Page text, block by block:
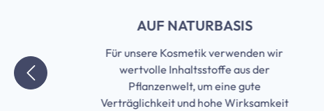
AUF NATURBASIS
Für unsere Kosmetik verwenden wir
wertvolle Inhaltsstoffe aus der
Pflanzenwelt, um eine gute
Verträglichkeit und hohe Wirksamkeit